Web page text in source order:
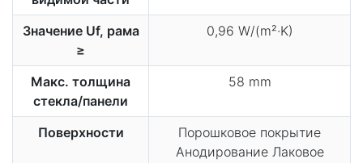
Значение Uf, рама
≥
0,96 W/(m²·K)
Макс. толщина
стекла/панели
58 mm
Поверхности
Порошковое покрытие
Анодирование Лаковое